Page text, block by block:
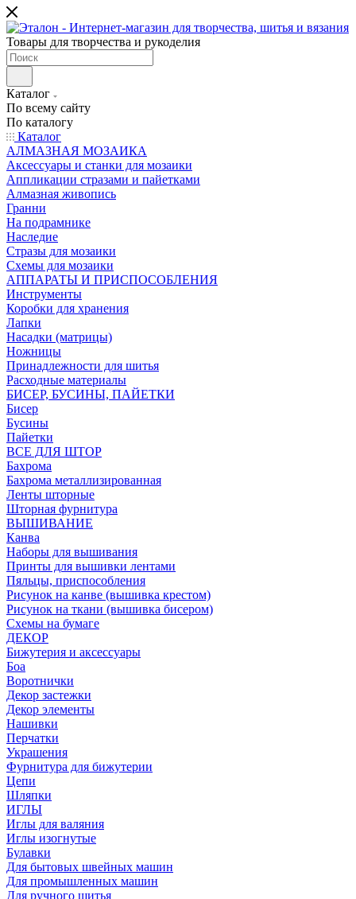
Товары для творчества и рукоделия
Каталог
По всему сайту
По каталогу
Каталог
АЛМАЗНАЯ МОЗАИКА
Аксессуары и станки для мозаики
Аппликации стразами и пайетками
Алмазная живопись
Гранни
На подрамнике
Наследие
Стразы для мозаики
Схемы для мозаики
АППАРАТЫ И ПРИСПОСОБЛЕНИЯ
Инструменты
Коробки для хранения
Лапки
Насадки (матрицы)
Ножницы
Принадлежности для шитья
Расходные материалы
БИСЕР, БУСИНЫ, ПАЙЕТКИ
Бисер
Бусины
Пайетки
ВСЕ ДЛЯ ШТОР
Бахрома
Бахрома металлизированная
Ленты шторные
Шторная фурнитура
ВЫШИВАНИЕ
Канва
Наборы для вышивания
Принты для вышивки лентами
Пяльцы, приспособления
Рисунок на канве (вышивка крестом)
Рисунок на ткани (вышивка бисером)
Схемы на бумаге
ДЕКОР
Бижутерия и аксессуары
Боа
Воротнички
Декор застежки
Декор элементы
Нашивки
Перчатки
Украшения
Фурнитура для бижутерии
Цепи
Шляпки
ИГЛЫ
Иглы для валяния
Иглы изогнутые
Булавки
Для бытовых швейных машин
Для промышленных машин
Для ручного шитья